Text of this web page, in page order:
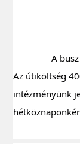
A
Az útiköltség
intézményünk